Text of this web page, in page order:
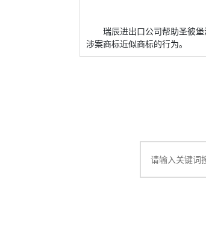
瑞辰进出口公司帮助圣彼
涉案商标近似商标的行为。